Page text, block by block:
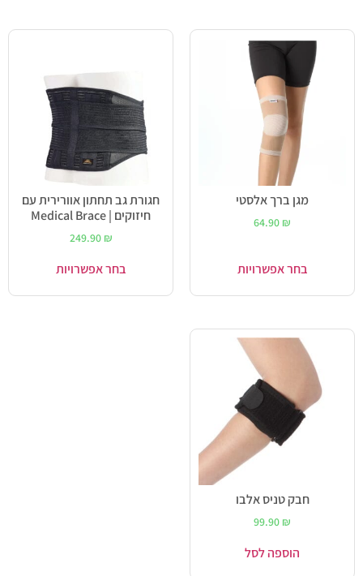
מגן ברך אלסטי
64.90 ₪
בחר אפשרויות
חגורת גב תחתון אוורירית עם
חיזוקים | Medical Brace
249.90 ₪
בחר אפשרויות
חבק טניס אלבו
99.90 ₪
הוספה לסל